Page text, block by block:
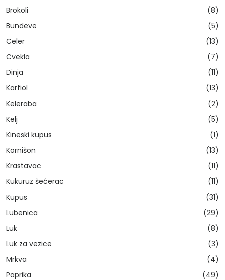
Brokoli
(8)
Bundeve
(5)
Celer
(13)
Cvekla
(7)
Dinja
(11)
Karfiol
(13)
Keleraba
(2)
Kelj
(5)
Kineski kupus
(1)
Kornišon
(13)
Krastavac
(11)
Kukuruz šećerac
(11)
Kupus
(31)
Lubenica
(29)
Luk
(8)
Luk za vezice
(3)
Mrkva
(4)
Paprika
(49)